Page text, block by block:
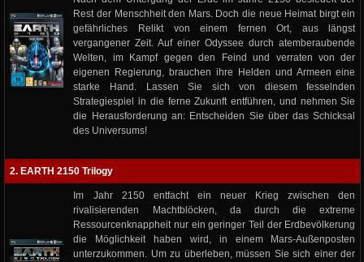
Rest der Menschheit den Mars. Doch die neue Heimat birgt ein
gefährliches Relikt von einem fernen Ort, aus längst
vergangener Zeit. Auf einer Odyssee durch atemberaubende
Welten, im Kampf gegen den Feind und verraten von der
eigenen Regierung, brauchen ihre Helden und Armeen eine
starke Hand. Lassen Sie sich von diesem fesselnden
Strategiespiel in die ferne Zukunft entführen, und nehmen Sie
die Herausforderung an: Entscheiden Sie über das Schicksal
des Universums!
2. EARTH 2150 Trilogy
Im Jahr 2150 entfacht ein neuer Krieg zwischen den
rivalisierenden Machtblöcken, da durch die extreme
Ressourcenknappheit nur ein geringer Teil der Erdbevölkerung
die Möglichkeit haben wird, in einem Mars-Außenposten
unterzukommen. Um zu überleben, müssen Sie sich einer der